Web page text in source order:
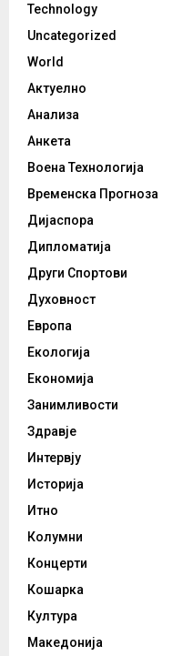
Technology
Uncategorized
World
Актуелно
Анализа
Анкета
Воена Технологија
Временска Прогноза
Дијаспора
Дипломатија
Други Спортови
Духовност
Европа
Екологија
Економија
Занимливости
Здравје
Интервју
Историја
Итно
Колумни
Концерти
Кошарка
Култура
Македонија